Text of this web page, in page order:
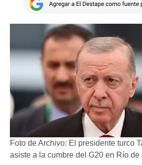
Foto de Archivo: El presidente turco
asiste a la cumbre del G20 en Río de